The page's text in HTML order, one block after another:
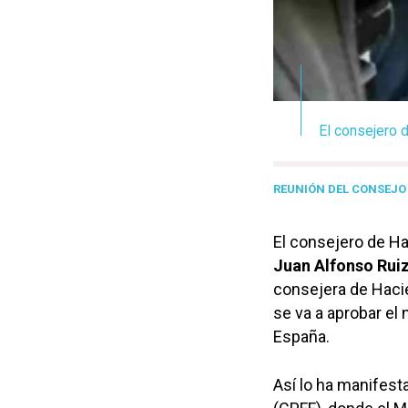
El consejero
REUNIÓN DEL
El consejero de
Juan Alfonso
consejera de
se va a aprobar el
España.
Así lo ha